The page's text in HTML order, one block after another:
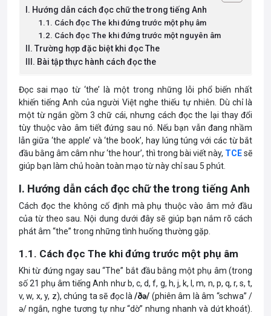
I. Hướng dẫn cách đọc chữ the trong tiếng Anh
1.1. Cách đọc The khi đứng trước một phụ âm
1.2. Cách đọc The khi đứng trước một nguyên âm
II. Trường hợp đặc biệt khi đọc The
III. Bài tập thực hành cách đọc the
Đọc sai mạo từ ‘the’ là một trong những lỗi phổ biến nhất
khiến tiếng Anh của người Việt nghe thiếu tự nhiên. Dù chỉ là
một từ ngắn gồm 3 chữ cái, nhưng cách đọc the lại thay đổi
tùy thuộc vào âm tiết đứng sau nó. Nếu bạn vẫn đang nhầm
lẫn giữa ‘the apple’ và ‘the book’, hay lúng túng với các từ bắt
đầu bằng âm câm như ‘the hour’, thì trong bài viết này, TCEsẽ
giúp bạn làm chủ hoàn toàn mạo từ này chỉ sau 5 phút.
I. Hướng dẫn cách đọc chữ the trong tiếng Anh
Cách đọc the không cố định mà phụ thuộc vào âm mở đầu
của từ theo sau. Nội dung dưới đây sẽ giúp bạn nắm rõ cách
phát âm “the” trong những tình huống thường gặp.
1.1. Cách đọc The khi đứng trước một phụ âm
Khi từ đứng ngay sau “The” bắt đầu bằng một phụ âm (trong
số 21 phụ âm tiếng Anh như b, c, d, f, g, h, j, k, l, m, n, p, q, r, s, t,
v, w, x, y, z), chúng ta sẽ đọc là/ðə/ (phiên âm là âm “schwa” /
ə/ ngắn, nghe tương tự như “dờ” nhưng nhanh và dứt khoát).